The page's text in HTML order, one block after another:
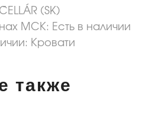
(SK)
МСК: Eсть в наличии
Кровати
также